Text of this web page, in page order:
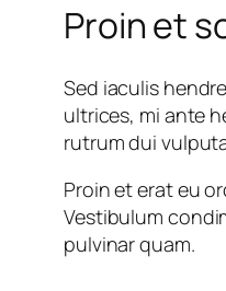
Proin et
Sed iaculis
ultrices, mi ante
rutrum dui
Proin et erat eu
Vestibulum
pulvinar quam.